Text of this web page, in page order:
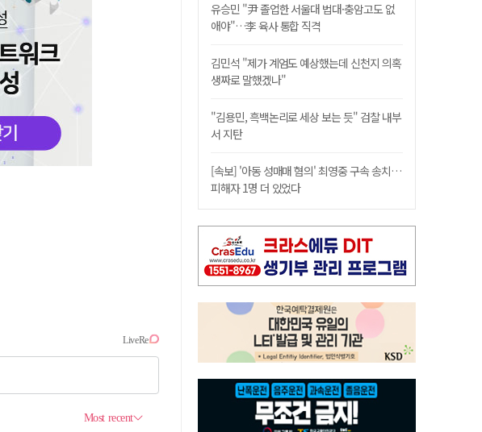
유승민 "尹 졸업한 서울대 법대·충암고도 없
애야"…李 육사 통합 직격
김민석 "제가 계엄도 예상했는데 신천지 의혹
생짜로 말했겠나"
"김용민, 흑백논리로 세상 보는 듯" 검찰 내부
서 지탄
[속보] '아동 성매매 혐의' 최영중 구속 송치…
피해자 1명 더 있었다